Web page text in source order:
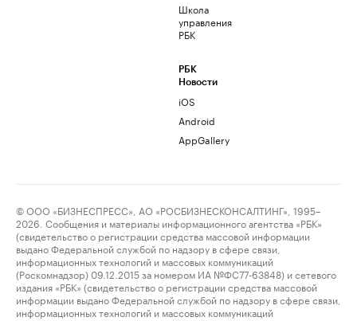
Школа
управления
РБК
РБК
Новости
iOS
Android
AppGallery
© ООО «БИЗНЕСПРЕСС», АО «РОСБИЗНЕСКОНСАЛТИНГ», 1995–
2026. Сообщения и материалы информационного агентства «РБК»
(свидетельство о регистрации средства массовой информации
выдано Федеральной службой по надзору в сфере связи,
информационных технологий и массовых коммуникаций
(Роскомнадзор) 09.12.2015 за номером ИА №ФС77-63848) и сетевого
издания «РБК» (свидетельство о регистрации средства массовой
информации выдано Федеральной службой по надзору в сфере связи,
информационных технологий и массовых коммуникаций